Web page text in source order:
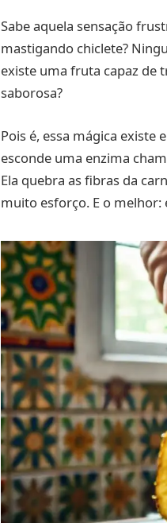
Sabe aquela sensação
mastigando chiclete?
existe uma fruta capaz de
saborosa?
Pois é, essa mágica existe
esconde uma enzima
Ela quebra as fibras da
muito esforço. E o